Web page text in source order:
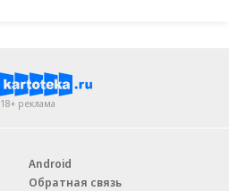
18+ реклама
Android
Обратная связь